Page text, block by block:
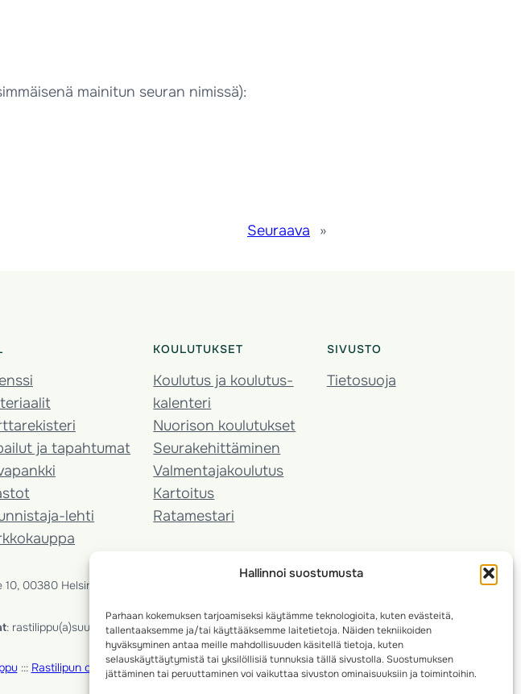
Hallinnoi suostumusta
Parhaan kokemuksen tarjoamiseksi käytämme teknologioita, kuten evästeitä,
tallentaaksemme ja/tai käyttääksemme laitetietoja. Näiden tekniikoiden
hyväksyminen antaa meille mahdollisuuden käsitellä tietoja, kuten
selauskäyttäytymistä tai yksilöllisiä tunnuksia tällä sivustolla. Suostumuksen
jättäminen tai peruuttaminen voi vaikuttaa sivuston ominaisuuksiin ja toimintoihin.
mainitun seuran nimissä):
Seuraava »
ja tapahtumat
lehti
KOULUTUKSET
Koulutus ja koulutus­
kalenteri
Nuorison koulutukset
Seura­kehittäminen
Valmentaja­koulutus
Kartoitus
Ratamestari
SIVUSTO
Tietosuoja
10, 00380 Helsinki, Finland
: rastilippu(a)suunnistusliitto.fi
::: Rastilipun ohjeet